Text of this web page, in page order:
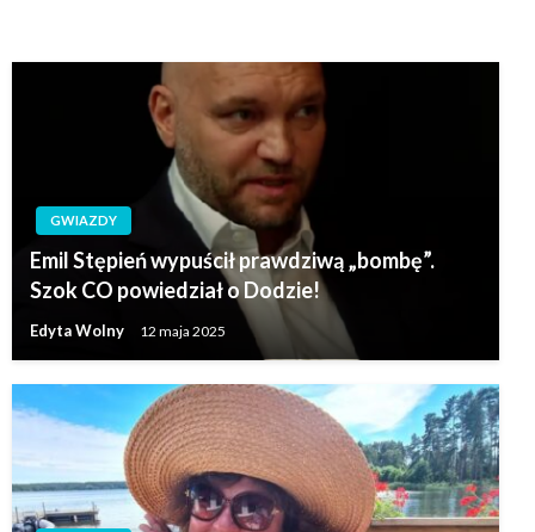
GWIAZDY
Emil Stępień wypuścił prawdziwą „bombę”.
Szok CO powiedział o Dodzie!
Edyta Wolny 12 maja 2025